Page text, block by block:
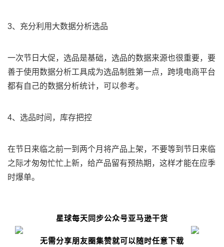
3、充分利用大数据分析选品
一次节日大促，选品是基础，选品的数据来源也很重要，要
善于使用数据分析工具成为选品制胜第一点，跨境电商平台
都有自己的数据分析统计，可以参考。
4、选品时间，库存把控
在节日来临之前一到两个月将产品上架，不要等到节日来临
之际才匆匆忙忙上新，给产品留有预热期，这样才能在应季
时爆单。
星球每天同步公众号亚马逊干货
无需分享朋友圈集赞就可以随时任意下载